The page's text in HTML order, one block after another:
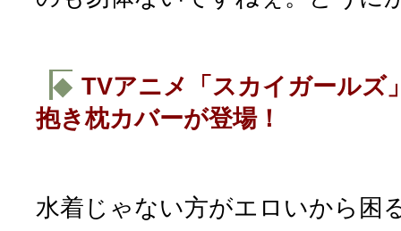
◆ TVアニメ「スカイガールズ
抱き枕カバーが登場！
水着じゃない方がエロいから困